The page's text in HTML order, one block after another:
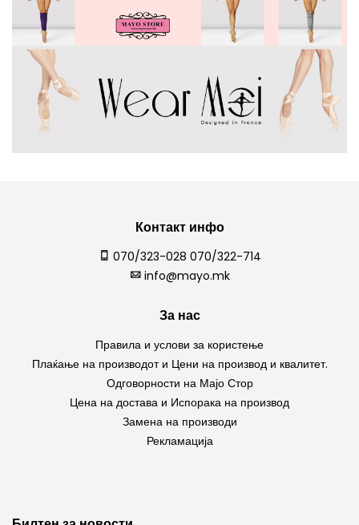
Контакт инфо
070/323-028 070/322-714
info@mayo.mk
За нас
Правила и услови за користење
Плаќање на производот и Цени на производ и квалитет.
Одговорности на Мајо Стор
Цена на достава и Испорака на производ
Замена на производи
Рекламација